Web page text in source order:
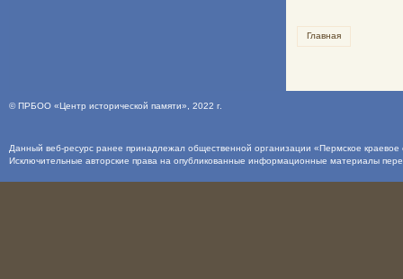
Главная
©ПРБОО «Центр исторической памяти» , 2022 г.
Данный веб-ресурс ранее принадлежал общественной организации «Пермское
Исключительные авторские права на опубликованные информационные материалы